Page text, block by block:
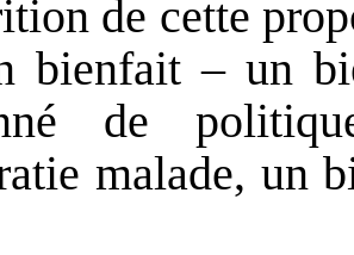
de cette
bienfait – un
de
malade, un